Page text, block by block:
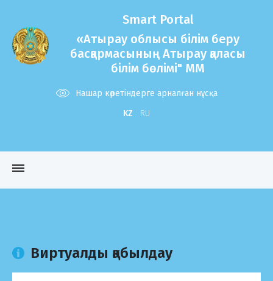
Smart Portal
«Атырау облысы білім беру
басқармасының Атырау қаласы
білім бөлімі" ММ
Нашар көретіндерге арналған нұсқа
KZ
RU
dehaze
Виртуалды қабылдау